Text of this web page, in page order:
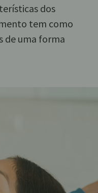
dos
tem como
de uma forma